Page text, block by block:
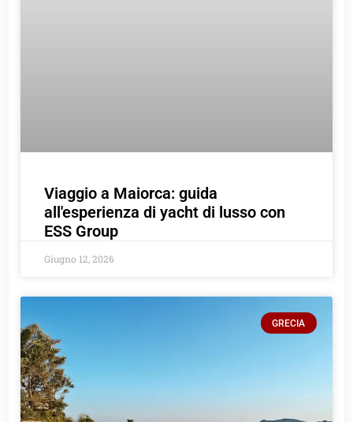
Viaggio a Maiorca: guida
all'esperienza di yacht di lusso con
ESS Group
Giugno 12, 2026
GRECIA